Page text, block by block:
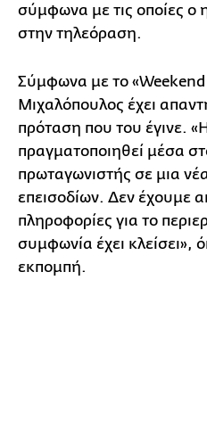
σύμφωνα με τις οποίες ο
στην τηλεόραση.
Σύμφωνα με το
Μιχαλόπουλος έχει
πρόταση που του έγινε.
πραγματοποιηθεί μέσα
πρωταγωνιστής σε μια
επεισοδίων. Δεν έχουμε
πληροφορίες για το
συμφωνία έχει
εκπομπή.